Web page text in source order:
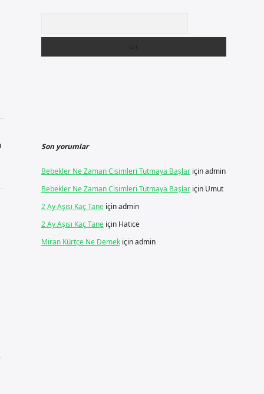
Son yorumlar
Bebekler Ne Zaman Cisimleri Tutmaya Başlariçinadmin
Bebekler Ne Zaman Cisimleri Tutmaya Başlariçin Umut
2 Ay Aşısı Kaç Taneiçinadmin
2 Ay Aşısı Kaç Taneiçin Hatice
Miran Kürtçe Ne Demekiçinadmin